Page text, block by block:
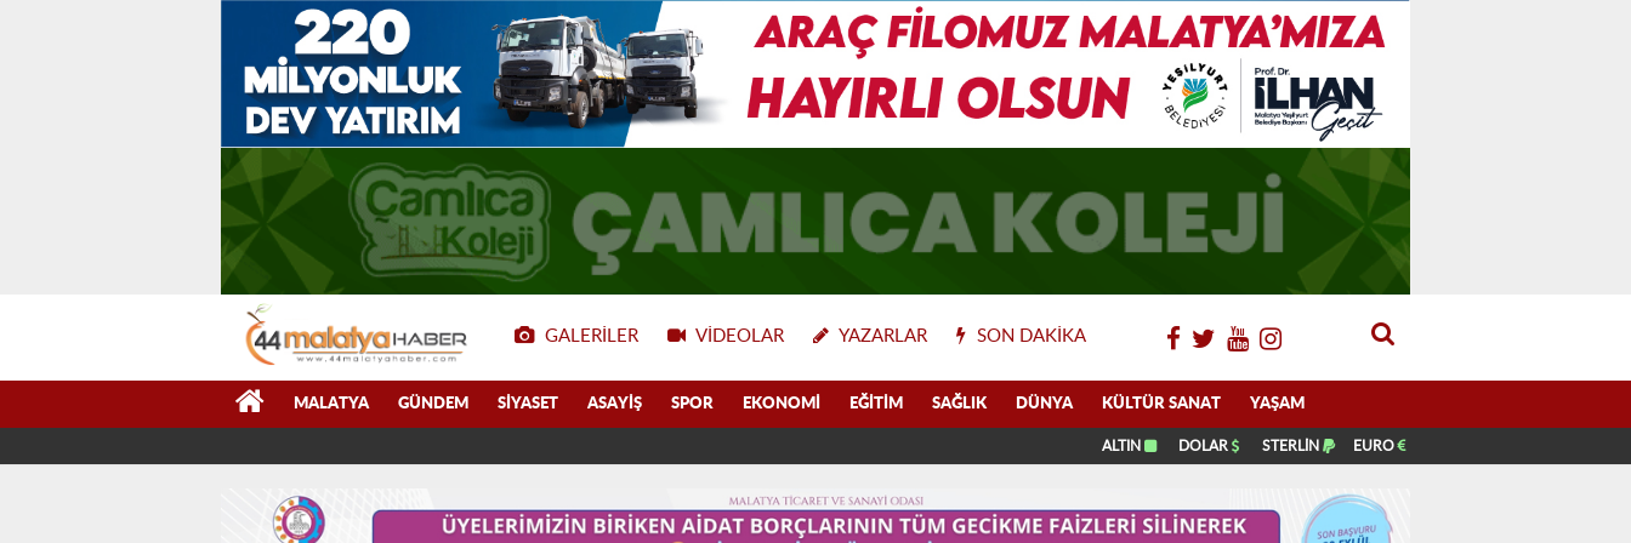
GALERILER VIDEOLAR YAZARLAR SON DAKIKA
MALATYA GÜNDEM SIYASET ASAYIŞ SPOR EKONOMI EĞITIM SAĞLIK DÜNYA KÜLTÜR SANAT YAŞAM
ALTIN DOLAR STERLİN EURO